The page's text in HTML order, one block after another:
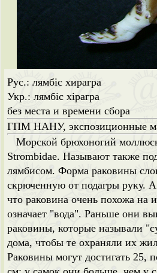
Рус.: лямбіс хирагра
Укр.: лямбіс хірагра
без места и времени сбора
ГПМ НАНУ, экспозиционные
Морской брюхоногий
Strombidae. Называют также
лямбисом. Форма раковины
скрюченную от подагры руку.
что раковина очень похожа на
означает "вода". Раньше они
раковины, которые называли
дома, чтобы те охраняли их
Раковины могут достигать 25,